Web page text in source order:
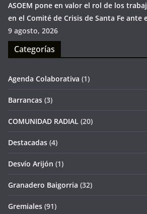
ASOEM pone en valor el rol de los
en el Comité de Crisis de Santa Fe ante
9 agosto, 2026
Categorías
Agenda Colaborativa (1)
Barrancas (3)
COMUNIDAD RADIAL (20)
Destacadas (4)
Desvío Arijón (1)
Granadero Baigorria (32)
Gremiales (91)